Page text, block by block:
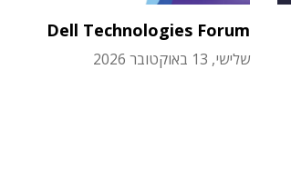
Dell Technologies Forum
שלישי, 13 באוקטובר 2026